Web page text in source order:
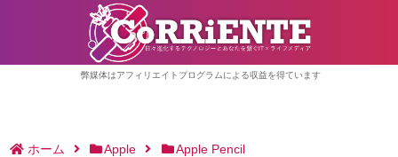
弊媒体はアフィリエイトプログラムによる収益を得ています
ホーム Apple Apple Pencil